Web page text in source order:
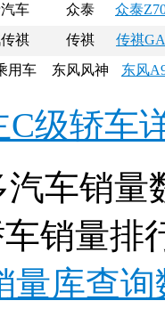
车 众泰 众泰
祺 传祺 传祺
用车 东风风神 东风
C级轿车
车销量
销量排
量库查询